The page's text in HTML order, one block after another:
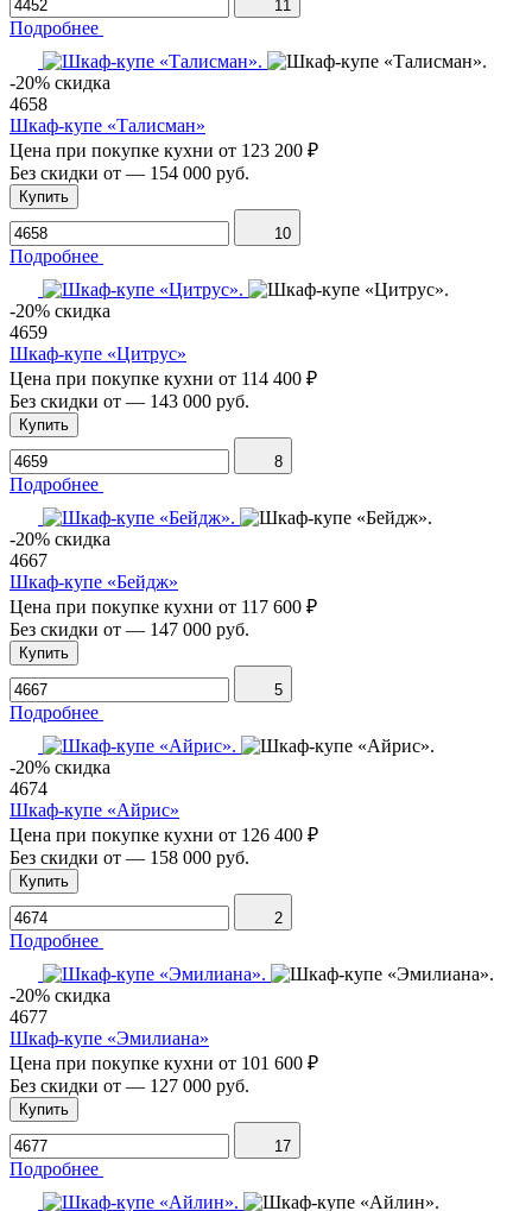
11
Подробнее
-20% скидка
4658
Шкаф-купе «Талисман»
Цена при покупке кухни от 123 200 ₽
Без скидки от — 154 000 руб.
Купить
10
Подробнее
-20% скидка
4659
Шкаф-купе «Цитрус»
Цена при покупке кухни от 114 400 ₽
Без скидки от — 143 000 руб.
Купить
8
Подробнее
-20% скидка
4667
Шкаф-купе «Бейдж»
Цена при покупке кухни от 117 600 ₽
Без скидки от — 147 000 руб.
Купить
5
Подробнее
-20% скидка
4674
Шкаф-купе «Айрис»
Цена при покупке кухни от 126 400 ₽
Без скидки от — 158 000 руб.
Купить
2
Подробнее
-20% скидка
4677
Шкаф-купе «Эмилиана»
Цена при покупке кухни от 101 600 ₽
Без скидки от — 127 000 руб.
Купить
17
Подробнее